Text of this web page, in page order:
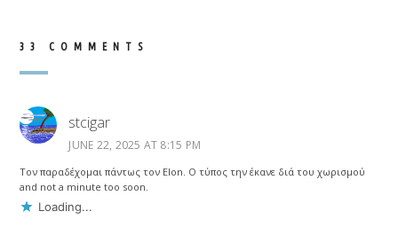
33 COMMENTS
stcigar
JUNE 22, 2025 AT 8:15 PM
Τον παραδέχομαι πάντως τον Elon. Ο τύπος την έκανε διά του χωρισμού
and not a minute too soon.
Loading...